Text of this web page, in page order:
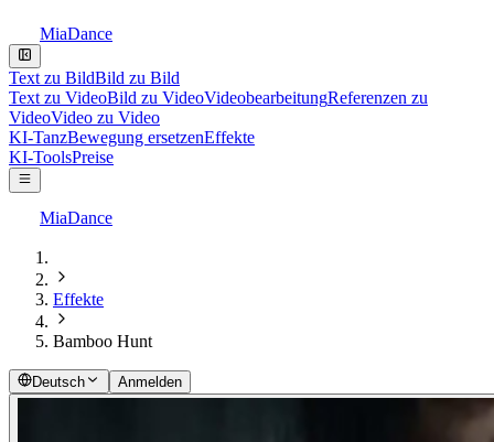
MiaDance
Text zu BildBild zu Bild
Text zu VideoBild zu VideoVideobearbeitungReferenzen zu
VideoVideo zu Video
KI-TanzBewegung ersetzenEffekte
KI-ToolsPreise
MiaDance
Effekte
Bamboo Hunt
Deutsch Anmelden